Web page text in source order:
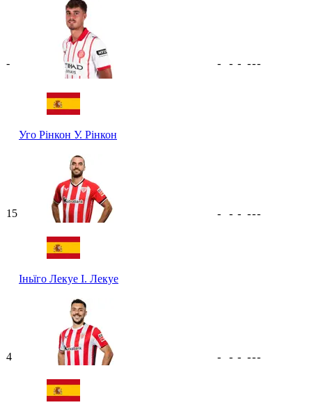
-
Уго Рінкон У. Рінкон
- - - ---
15
Іньїго Лекуе І. Лекуе
- - - ---
4 - - - ---